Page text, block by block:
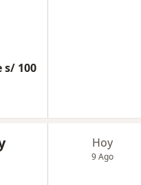
s/ 100
Hoy
9 Ago